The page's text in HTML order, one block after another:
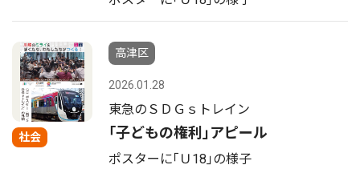
社会
高津区
2026.01.28
東急のＳＤＧｓトレイン
｢子どもの権利｣アピール
ポスターに｢Ｕ18｣の様子